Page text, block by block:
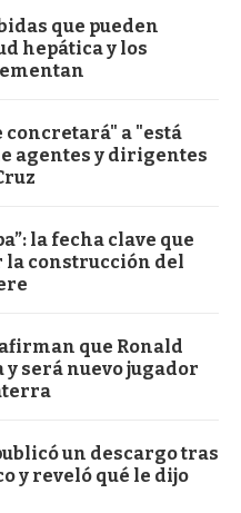
que pueden
hepática y los
concretará" a "está
agentes y dirigentes
la fecha clave que
la construcción del
afirman que Ronald
será nuevo jugador
un descargo tras
y reveló qué le dijo